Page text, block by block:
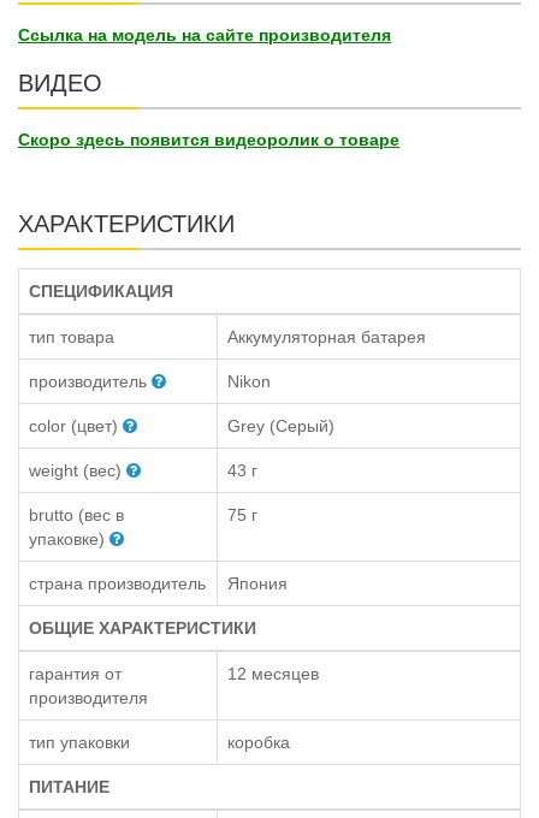
Ссылка на модель на сайте производителя
ВИДЕО
Скоро здесь появится видеоролик о товаре
ХАРАКТЕРИСТИКИ
СПЕЦИФИКАЦИЯ
тип товара Аккумуляторная батарея
производитель Nikon
color (цвет) Grey (Серый)
weight (вес) 43 г
brutto (вес в
упаковке)
75 г
страна производитель Япония
ОБЩИЕ ХАРАКТЕРИСТИКИ
гарантия от
производителя
12 месяцев
тип упаковки коробка
ПИТАНИЕ